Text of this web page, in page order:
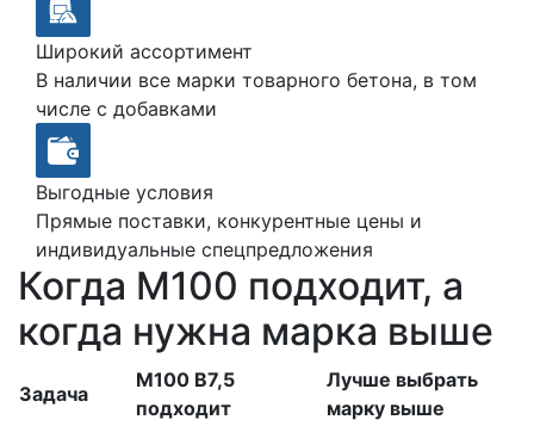
Широкий ассортимент
В наличии все марки товарного бетона, в том
числе с добавками
Выгодные условия
Прямые поставки, конкурентные цены и
индивидуальные спецпредложения
Когда М100 подходит, а
когда нужна марка выше
Задача
М100 В7,5
подходит
Лучше выбрать
марку выше